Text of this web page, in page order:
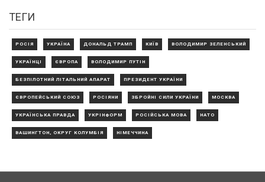
ТЕГИ
РОСІЯ УКРАЇНА ДОНАЛЬД ТРАМП КИЇВ ВОЛОДИМИР ЗЕЛЕНСЬКИЙ
УКРАЇНЦІ ЄВРОПА ВОЛОДИМИР ПУТІН
БЕЗПІЛОТНИЙ ЛІТАЛЬНИЙ АПАРАТ ПРЕЗИДЕНТ УКРАЇНИ
ЄВРОПЕЙСЬКИЙ СОЮЗ РОСІЯНИ ЗБРОЙНІ СИЛИ УКРАЇНИ МОСКВА
УКРАЇНСЬКА ПРАВДА УКРІНФОРМ РОСІЙСЬКА МОВА НАТО
ВАШИНГТОН, ОКРУГ КОЛУМБІЯ НІМЕЧЧИНА